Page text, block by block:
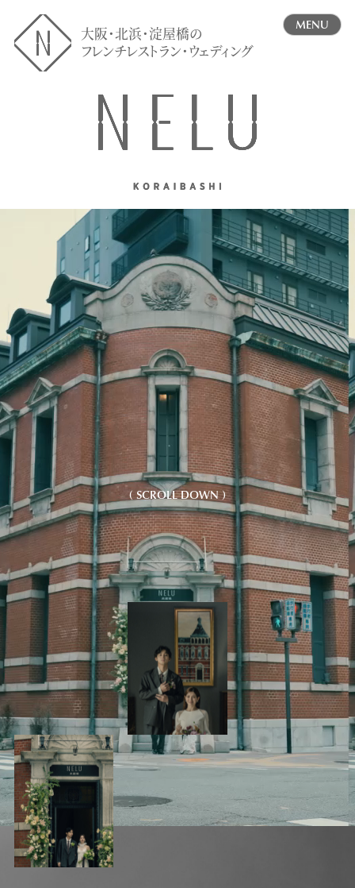
MENU
大阪・北浜・淀屋橋の
フレンチレストラン・ウェディング
( SCROLL DOWN )